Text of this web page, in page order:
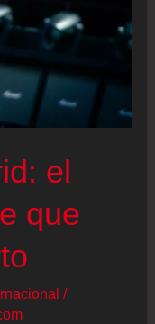
el
que
/